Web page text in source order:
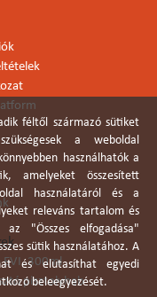
EVI. 300ml
pisztolyhab
féltől származó sütiket
a weboldal
használhatók a
amelyeket összesített
használatáról és a
releváns tartalom és
"Összes elfogadása"
sütik használatához. A
és elutasíthat egyedi
beleegyezését.